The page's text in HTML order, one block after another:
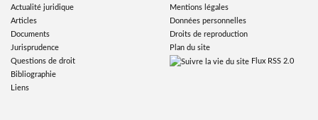
Actualité juridique
Articles
Documents
Jurisprudence
Questions de droit
Bibliographie
Liens
Mentions légales
Données personnelles
Droits de reproduction
Plan du site
Flux RSS 2.0